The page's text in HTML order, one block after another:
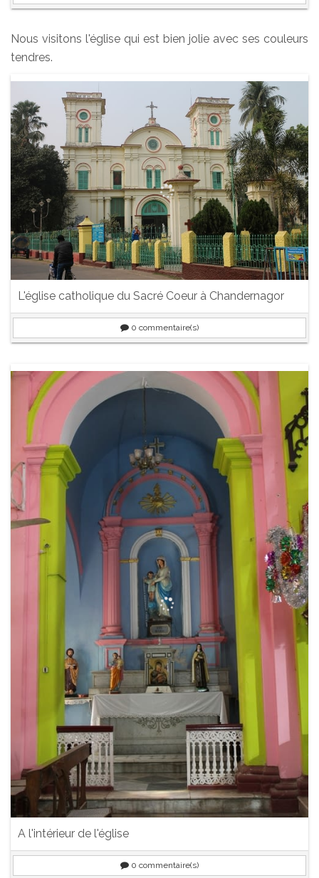
Nous visitons l'église qui est bien jolie avec ses couleurs
tendres.
L'église catholique du Sacré Coeur à Chandernagor
0 commentaire(s)
A l'intérieur de l'église
0 commentaire(s)